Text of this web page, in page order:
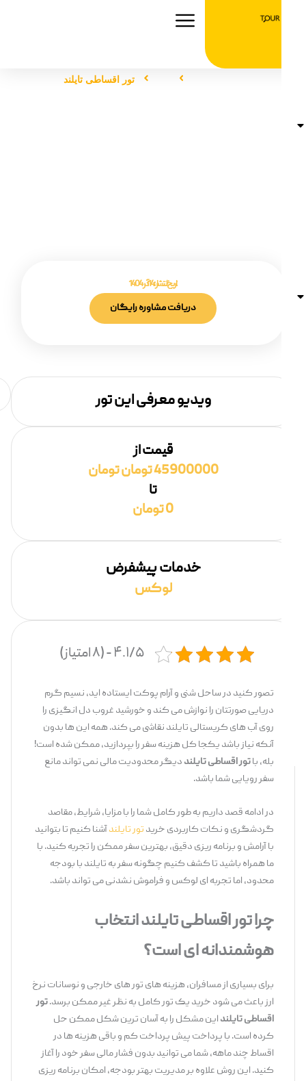
تور تور اقساطی تایلند
14 آذر 1404
دریافت مشاوره رایگان
ویدیو معرفی این تور
قیمت از
45900000 تومان تومان
خدمات پیشفرض
لوکس
۴.۱/۵ - (۸ امتیاز)
تصور کنید در ساحل شنی و آرام پوکت ایستاده‌ اید، نسیم گرم
دریایی صورتتان را نوازش می ‌کند و خورشید غروب دل ‌انگیزی را
روی آب ‌های کریستالی تایلند نقاشی می ‌کند. همه این ‌ها بدون
آنکه نیاز باشد یکجا کل هزینه سفر را بپردازید، ممکن شده است!
تور اقساطی تایلنددیگر محدودیت مالی نمی ‌تواند مانع
سفر رویایی شما باشد.
در ادامه قصد داریم به طور کامل شما را با مزایا، شرایط، مقاصد
گردشگری و نکات کاربردی خریدتور تایلندآشنا کنیم تا بتوانید
با آرامش و برنامه‌ ریزی دقیق، بهترین سفر ممکن را تجربه کنید. با
ما همراه باشید تا کشف کنیم چگونه سفر به تایلند با بودجه
محدود، اما تجربه‌ ای لوکس و فراموش ‌نشدنی می ‌تواند باشد.
چرا تور اقساطی تایلند انتخاب
هوشمندانه ‌ای است؟
برای بسیاری از مسافران، هزینه‌ های تور های خارجی و نوسانات نرخ
ارز باعث می‌ شود خرید یک تور کامل به نظر غیر ممکن برسد. تور
اقساطی تایلنداین مشکل را به آسان ‌ترین شکل ممکن حل
کرده است. با پرداخت پیش ‌پرداخت کم و باقی هزینه‌ ها در
اقساط چند ماهه، شما می ‌توانید بدون فشار مالی سفر خود را آغاز
کنید. این روش علاوه بر مدیریت بهتر بودجه، امکان برنامه ‌ریزی